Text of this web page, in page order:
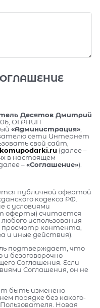
Десятов Дмитрий
ОГРНИП
«Администрация»,
сети Интернет
свой сайт,
(далее –
в настоящем
–«Соглашение»).
публичной офертой
кодекса РФ.
с условиями
оферты) считается
использования
просмотр контента,
и иные действия).
подтверждает, что
и безоговорочно
Соглашения. Если
Соглашения, он не
быть изменено
порядке без какого-
Новая